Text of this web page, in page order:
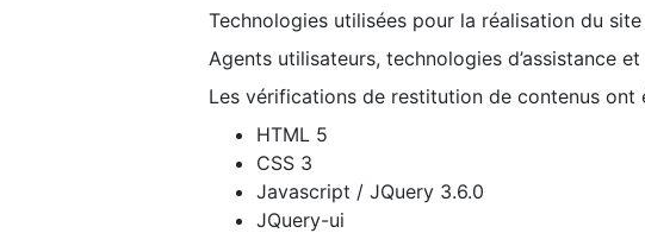
Technologies utilisées pour la réalisation du
Agents utilisateurs, technologies d’assistance
Les vérifications de restitution de contenus
HTML 5
CSS 3
Javascript / JQuery 3.6.0
JQuery-ui